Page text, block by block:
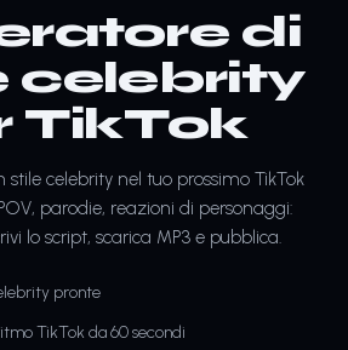
di
celebrity
TikTok
stile celebrity nel tuo prossimo TikTok
parodie, reazioni di personaggi:
lo script, scarica MP3 e pubblica.
pronte
TikTok da 60 secondi